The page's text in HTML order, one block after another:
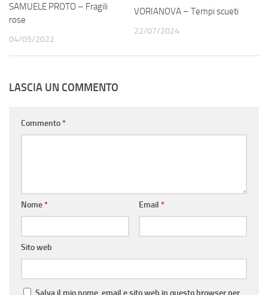
SAMUELE PROTO – Fragili
rose
04/05/2022
VORIANOVA – Tempi scueti
22/07/2024
LASCIA UN COMMENTO
Commento*
Nome* Email *
Sito web